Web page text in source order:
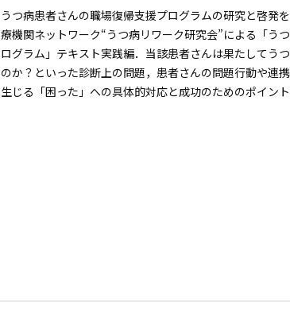
うつ病患者さんの職場復帰支援プログラムの研究と啓発
療機関ネットワーク“うつ病リワーク研究会”による「う
ログラム」テキスト実践編．当該患者さんは果たしてう
のか？といった診断上の問題，患者さんの問題行動や連
生じる「困った」への具体的対応と成功のためのポイント